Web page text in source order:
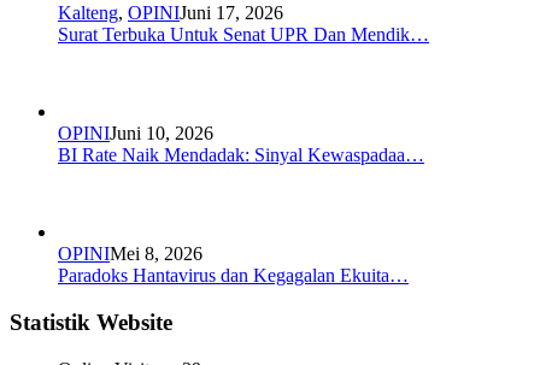
Kalteng, OPINIJuni 17, 2026
Surat Terbuka Untuk Senat UPR Dan Mendik…
OPINIJuni 10, 2026
BI Rate Naik Mendadak: Sinyal Kewaspadaa…
OPINIMei 8, 2026
Paradoks Hantavirus dan Kegagalan Ekuita…
Statistik Website